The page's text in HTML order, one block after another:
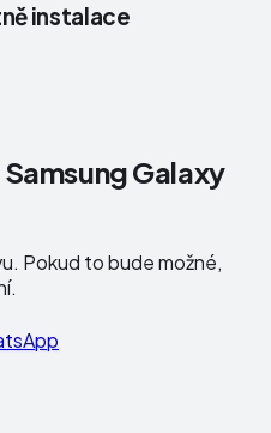
instalace
Galaxy
Pokud to bude možné,